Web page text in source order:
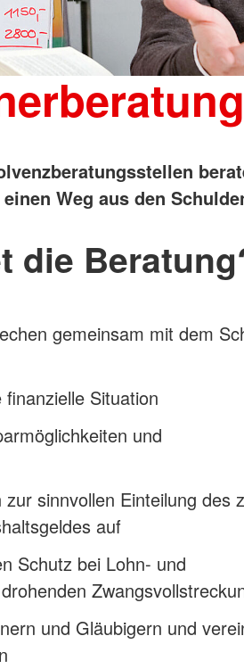
Weg aus den
die
gemeinsam mit dem
Situation
und
sinnvollen Einteilung des
auf
Schutz bei Lohn- und
und Gläubigern und